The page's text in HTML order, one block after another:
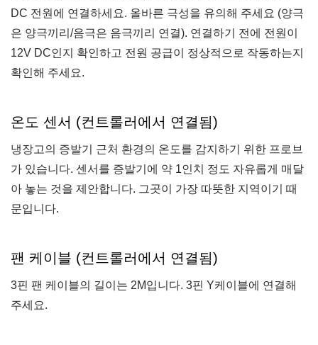
DC 전원에 연결하세요. 올바른 극성을 유의해 주세요 (양극
은 양극끼리/음극은 음극끼리 연결). 연결하기 전에 전원이
12V DC인지 확인하고 전원 공급이 정상적으로 작동하는지
확인해 주세요.
온도 센서 (컨트롤러에서 연결됨)
냉장고의 증발기 근처 환경의 온도를 감지하기 위한 프로브
가 있습니다. 센서를 증발기에 약 1인치 정도 자유롭게 매달
아 놓는 것을 제안합니다. 그곳이 가장 따뜻한 지역이기 때
문입니다.
팬 케이블 (컨트롤러에서 연결됨)
3핀 팬 케이블의 길이는 2M입니다. 3핀 Y케이블에 연결해
주세요.